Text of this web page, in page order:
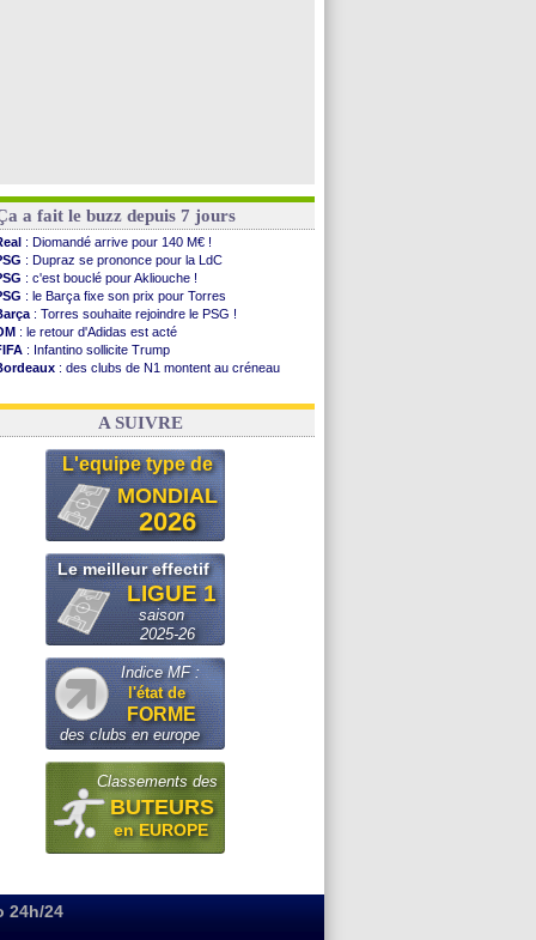
a fait le buzz depuis 7 jours
: Diomandé arrive pour 140 M€ !
: Dupraz se prononce pour la LdC
: c'est bouclé pour Akliouche !
: le Barça fixe son prix pour Torres
: Torres souhaite rejoindre le PSG !
: le retour d'Adidas est acté
: Infantino sollicite Trump
: des clubs de N1 montent au créneau
: le démenti de Leipzig pour Diomandé
A SUIVRE
L'equipe type de
MONDIAL
2026
Le meilleur effectif
LIGUE 1
saison
2025-26
Indice MF :
l'état de
FORME
des clubs en europe
Classements des
BUTEURS
en EUROPE
24h/24